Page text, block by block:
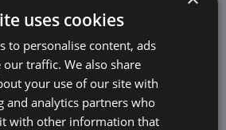
in click-
through-rate
uses cookies
to personalise content, ads
traffic. We also share
your use of our site with
and analytics partners who
with other information that